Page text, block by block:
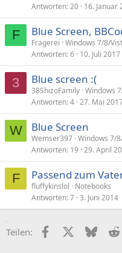
Antworten 20 16. Januar
F Blue Screen,
Fragerei Windows 7/8/
Antworten 6 10. Juli 2017
3 Blue screen :(
38ShizoFamily Windows
Antworten 4 27. Mai
W Blue Screen
Wemser397 Windows 7/
Antworten 19 29. April
F Passend zum
fluffykinslol
Notebooks
Antworten 7 3. Juni 2014
Teilen: FacebookX (Twitter)